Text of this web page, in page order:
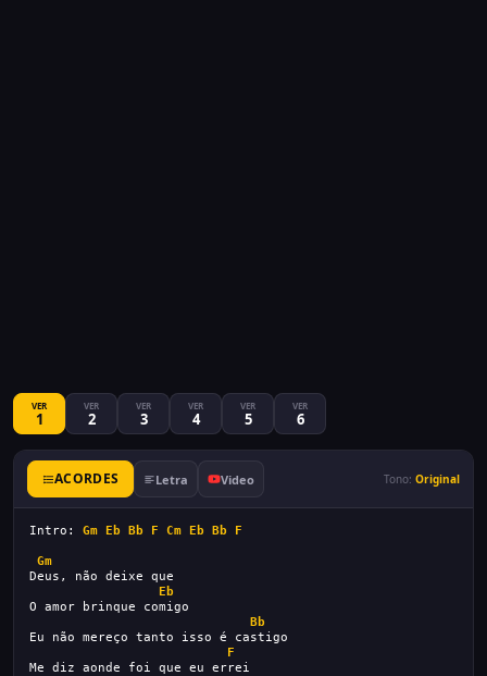
VER
1
VER
2
VER
3
VER
4
VER
5
VER
6
ACORDES Letra Video Tono: Original
Intro: Gm Eb Bb F Cm Eb Bb F
Gm
Deus, não deixe que
Eb
O amor brinque comigo
Bb
Eu não mereço tanto isso é castigo
F
Me diz aonde foi que eu errei